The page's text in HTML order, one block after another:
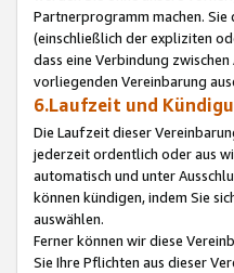
Partnerprogramm machen. Sie
(einschließlich der expliziten
dass eine Verbindung
vorliegenden Vereinbarung
6.Laufzeit und
Die Laufzeit dieser
jederzeit ordentlich oder aus
automatisch und unter
können kündigen, indem Sie
auswählen.
Ferner können wir diese
Sie Ihre Pflichten aus dieser